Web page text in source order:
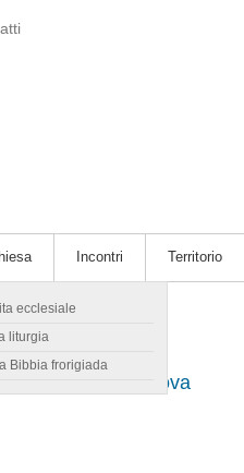
ecclesiale
liturgia
Bibbia frorigiada
Incontri Territorio
a Villanova